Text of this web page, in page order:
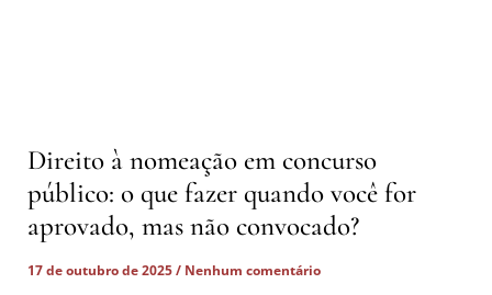
Direito à nomeação em concurso
público: o que fazer quando você for
aprovado, mas não convocado?
17 de outubro de 2025
Nenhum comentário